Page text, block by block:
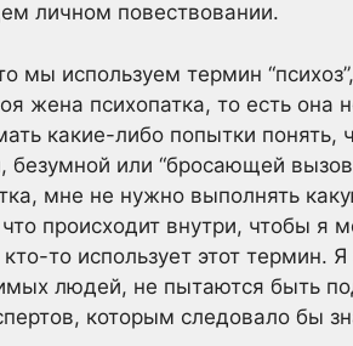
личном повествовании.
мы используем термин
жена психопатка, то есть она
какие-либо попытки понять,
или “бросающей вызов
мне не нужно выполнять
происходит внутри, чтобы я
то использует этот термин.
людей, не пытаются быть
которым следовало бы